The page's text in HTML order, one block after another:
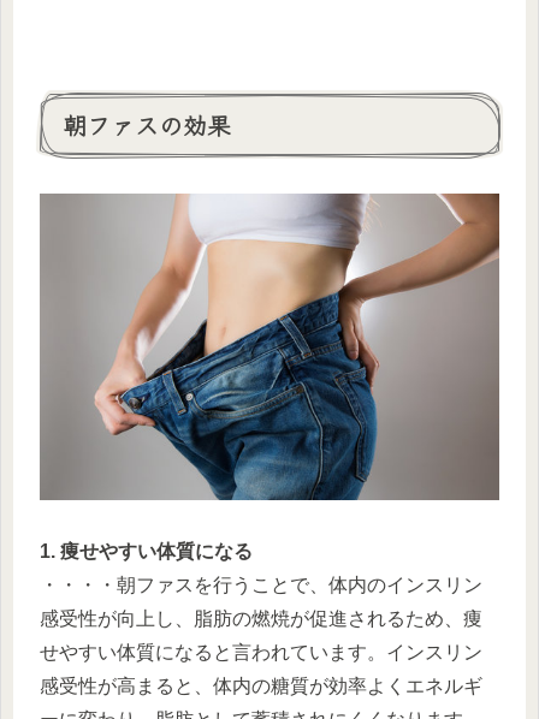
朝ファスの効果
1. 痩せやすい体質になる
・・・・朝ファスを行うことで、体内のインスリン
感受性が向上し、脂肪の燃焼が促進されるため、痩
せやすい体質になると言われています。インスリン
感受性が高まると、体内の糖質が効率よくエネルギ